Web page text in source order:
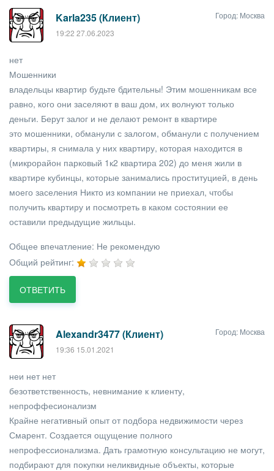
Karla235 (Клиент)
19:22 27.06.2023
Город: Москва
нет
Мошенники
владельцы квартир будьте бдительны! Этим мошенникам все
равно, кого они заселяют в ваш дом, их волнуют только
деньги. Берут залог и не делают ремонт в квартире
это мошенники, обманули с залогом, обманули с получением
квартиры, я снимала у них квартиру, которая находится в
(микрорайон парковый 1к2 квартира 202) до меня жили в
квартире кубинцы, которые занимались проституцией, в день
моего заселения Никто из компании не приехал, чтобы
получить квартиру и посмотреть в каком состоянии ее
оставили предыдущие жильцы.
Общее впечатление: Не рекомендую
Общий рейтинг:
ОТВЕТИТЬ
Alexandr3477 (Клиент)
19:36 15.01.2021
Город: Москва
неи нет нет
безответственность, невнимание к клиенту,
непроффесионализм
Крайне негативный опыт от подбора недвижимости через
Смарент. Создается ощущение полного
непрофессионализма. Дать грамотную консультацию не могут,
подбирают для покупки неликвидные объекты, которые